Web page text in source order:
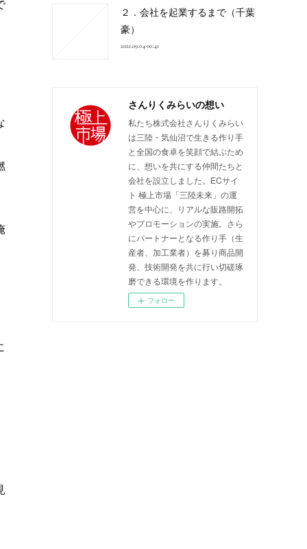
２．会社を起業するまで（千葉
豪）
2021.09.04 00:41
さんりくみらいの想い
私たち株式会社さんりくみらい
は三陸・気仙沼で生きる作り手
と全国の食卓を笑顔で結ぶため
に、想いを共にする仲間たちと
会社を設立しました。ECサイ
ト 極上市場「三陸未来」の運
営を中心に、リアルな販路開拓
やプロモーションの実施。さら
にパートナーとなる作り手（生
産者、加工業者）を募り商品開
発、技術開発を共に行い切磋琢
磨できる環境を作ります。
フォロー